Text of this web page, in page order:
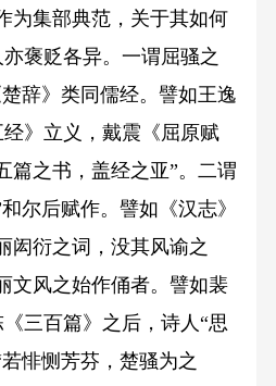
为集部典范，关于其如何
褒贬各异。一谓屈骚之
辞》类同儒经。譬如王逸
》立义，戴震《屈原赋
篇之书，盖经之亚”。二谓
尔后赋作。譬如《汉志》
闳衍之词，没其风谕之
文风之始作俑者。譬如裴
三百篇》之后，诗人“思
悱恻芳芬，楚骚为之